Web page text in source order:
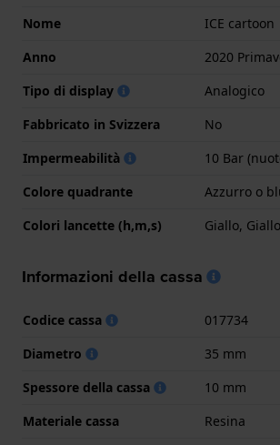
Nome
ICE cartoon
Anno
2020
Tipo di display
Analogico
Fabbricato in Svizzera
No
Impermeabilità
10 Bar
Colore quadrante
Azzurro o
Colori lancette (h,m,s)
Giallo,
Informazioni della cassa
Codice cassa
017734
Diametro
35 mm
Spessore della cassa
10 mm
Materiale cassa
Resina